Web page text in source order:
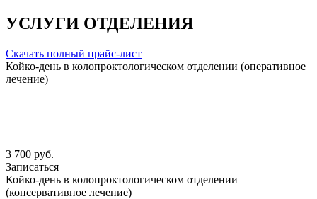
УСЛУГИ ОТДЕЛЕНИЯ
Скачать полный прайс-лист
Койко-день в колопроктологическом отделении (оперативное
лечение)
3 700 руб.
Записаться
Койко-день в колопроктологическом отделении
(консервативное лечение)